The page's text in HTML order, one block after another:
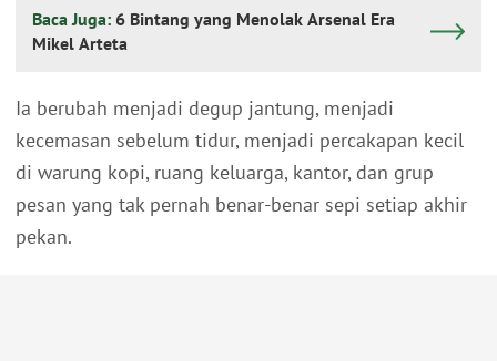
Baca Juga: 6 Bintang yang Menolak Arsenal Era
Mikel Arteta
Ia berubah menjadi degup jantung, menjadi
kecemasan sebelum tidur, menjadi percakapan kecil
di warung kopi, ruang keluarga, kantor, dan grup
pesan yang tak pernah benar-benar sepi setiap akhir
pekan.